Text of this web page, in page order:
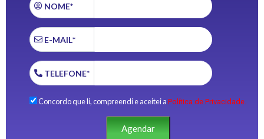
NOME*
E-MAIL*
TELEFONE*
Concordo que li, compreendi e aceitei a Política de Privacidade.
Agendar